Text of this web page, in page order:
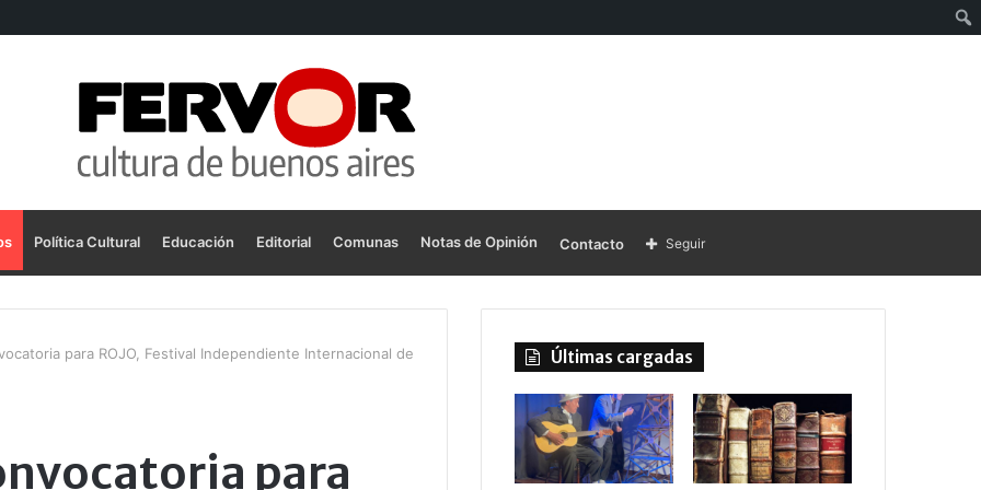
Política Cultural Educación Editorial Comunas Notas de Opinión Contacto Seguir
para ROJO, Festival Independiente Internacional de
para
Últimas cargadas